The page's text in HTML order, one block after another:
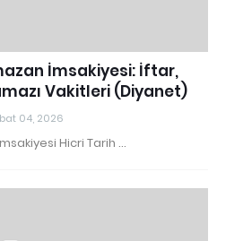
İmsakiyesi: İftar,
Vakitleri (Diyanet)
04, 2026
Hicri Tarih …